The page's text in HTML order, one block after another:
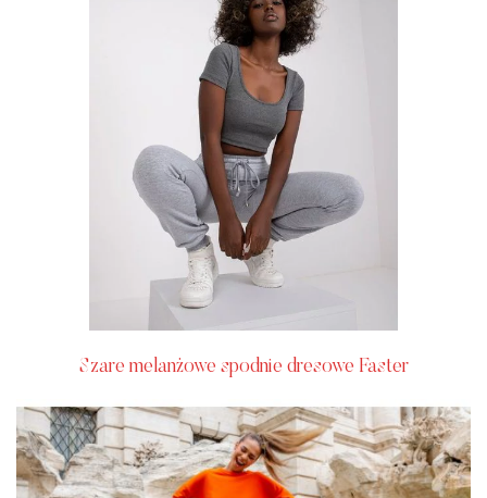
Szare melanżowe spodnie dresowe Faster